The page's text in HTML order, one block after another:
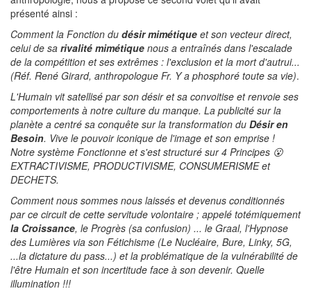
présenté ainsi :
Comment la Fonction du désir mimétique et son vecteur direct,
celui de sa rivalité mimétique nous a entraînés dans l'escalade
de la compétition et ses extrêmes : l'exclusion et la mort d'autrui...
(Réf. René Girard, anthropologue Fr. Y a phosphoré toute sa vie).
L'Humain vit satellisé par son désir et sa convoitise et renvoie ses
comportements à notre culture du manque. La publicité sur la
planète a centré sa conquête sur la transformation du Désir en
Besoin. Vive le pouvoir iconique de l'image et son emprise !
Notre système Fonctionne et s'est structuré sur 4 Principes 😮
EXTRACTIVISME, PRODUCTIVISME, CONSUMERISME et
DECHETS.
Comment nous sommes nous laissés et devenus conditionnés
par ce circuit de cette servitude volontaire ; appelé totémiquement
la Croissance, le Progrès (sa confusion) ... le Graal, l'Hypnose
des Lumières via son Fétichisme (Le Nucléaire, Bure, Linky, 5G,
...la dictature du pass...) et la problématique de la vulnérabilité de
l'être Humain et son incertitude face à son devenir. Quelle
illumination !!!